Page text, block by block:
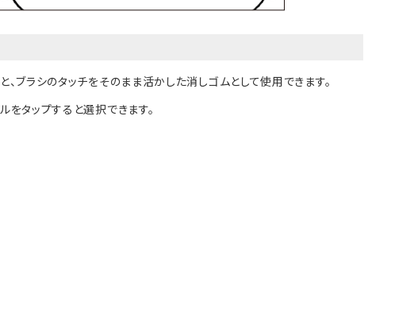
ラシのタッチをそのまま活かした消しゴムとして使用できます。
タップすると選択できます。